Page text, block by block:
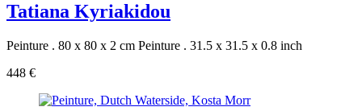
Tatiana Kyriakidou
Peinture . 80 x 80 x 2 cm Peinture . 31.5 x 31.5 x 0.8 inch
448 €